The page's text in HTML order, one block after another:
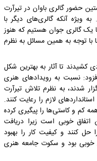
حضور گالری باوان در تیرآرت
ویژه آنکه گالری‌های دیگر با
یک گالری جوان هستیم که هنوز
با توجه به همین مسائل به نظرم
کشیدند تا آثار به بهترین شکل
نسبت به رویدادهای هنری
شدند، به نظرم تلاش تیرآرت
لازم را رعایت کنند.
کم و کاستی‌ها را پیگیری کرده
اتفاق خوبی است زیرا دریافت
حل کنند و کیفیت کار را بهبود
خوبی بود و سکوت جامعه هنری